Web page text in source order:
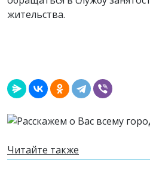
жительства.
Читайте также